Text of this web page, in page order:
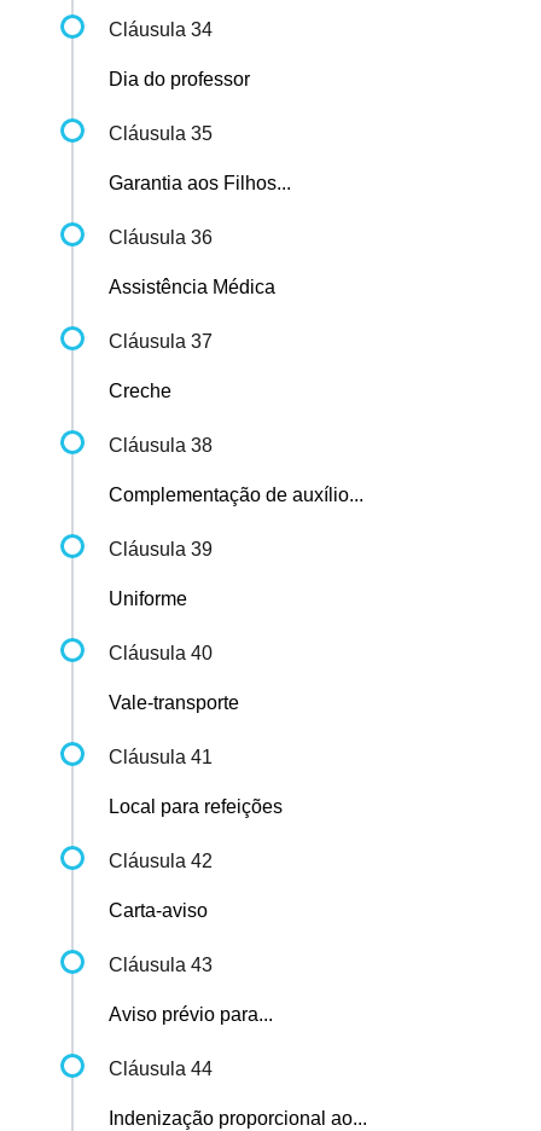
Cláusula 34
Dia do professor
Cláusula 35
Garantia aos Filhos...
Cláusula 36
Assistência Médica
Cláusula 37
Creche
Cláusula 38
Complementação de auxílio...
Cláusula 39
Uniforme
Cláusula 40
Vale-transporte
Cláusula 41
Local para refeições
Cláusula 42
Carta-aviso
Cláusula 43
Aviso prévio para...
Cláusula 44
Indenização proporcional ao...